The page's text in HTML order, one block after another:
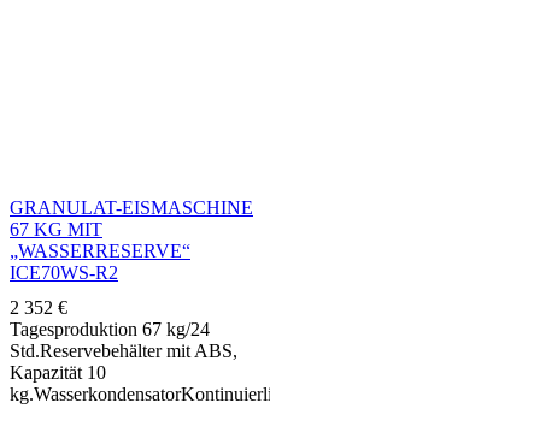
GRANULAT-EISMASCHINE
67 KG MIT
„WASSERRESERVE“
ICE70WS-R2
2 352 €
Tagesproduktion 67 kg/24
Std.Reservebehälter mit ABS,
Kapazität 10
kg.WasserkondensatorKontinuierliche